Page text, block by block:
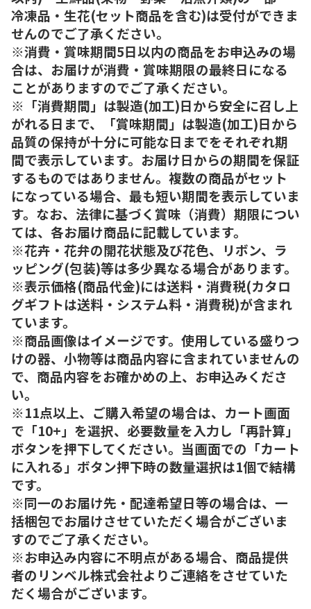
冷凍品・生花(セット商品を含む)は受付ができま
せんのでご了承ください。
※消費・賞味期間5日以内の商品をお申込みの場
合は、お届けが消費・賞味期限の最終日になる
ことがありますのでご了承ください。
※「消費期間」は製造(加工)日から安全に召し上
がれる日まで、「賞味期間」は製造(加工)日から
品質の保持が十分に可能な日までをそれぞれ期
間で表示しています。お届け日からの期間を保証
するものではありません。複数の商品がセット
になっている場合、最も短い期間を表示していま
す。なお、法律に基づく賞味（消費）期限につい
ては、各お届け商品に記載しています。
※花卉・花弁の開花状態及び花色、リボン、ラ
ッピング(包装)等は多少異なる場合があります。
※表示価格(商品代金)には送料・消費税(カタロ
グギフトは送料・システム料・消費税)が含まれ
ています。
※商品画像はイメージです。使用している盛りつ
けの器、小物等は商品内容に含まれていませんの
で、商品内容をお確かめの上、お申込みくださ
い。
※11点以上、ご購入希望の場合は、カート画面
で「10+」を選択、必要数量を入力し「再計算」
ボタンを押下してください。当画面での「カート
に入れる」ボタン押下時の数量選択は1個で結構
です。
※同一のお届け先・配達希望日等の場合は、一
括梱包でお届けさせていただく場合がございま
すのでご了承ください。
※お申込み内容に不明点がある場合、商品提供
者のリンベル株式会社よりご連絡をさせていた
だく場合がございます。